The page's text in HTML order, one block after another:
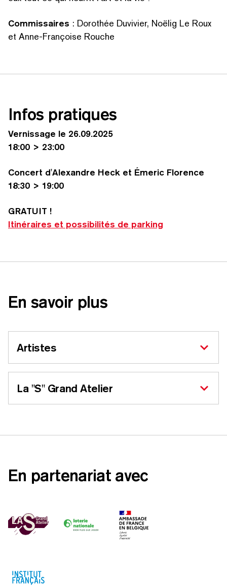
Com­mis­saires : Dorothée Duvivier, Noëlig Le Roux
et Anne-Françoise Rouche
Infos pratiques
Vernissage le 26.09.2025
18:00 > 23:00
Concert d'Alexandre Heck et Émeric Florence
18:30 > 19:00
GRATUIT !
Itinéraires et pos­si­bil­ités de parking
En savoir plus
Artistes
La"S" Grand Atelier
En partenariat avec